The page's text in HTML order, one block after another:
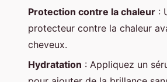
Protection contre la chaleur :
protecteur contre la chaleur
cheveux.
Hydratation : Appliquez un